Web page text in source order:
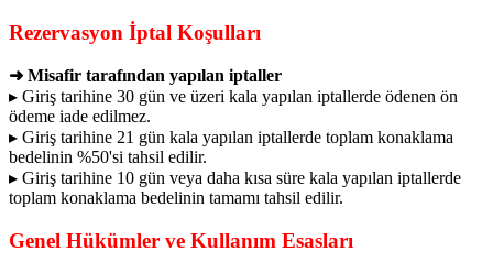
Rezervasyon İptal Koşulları
➜ Misafir tarafından yapılan iptaller
▸ Giriş tarihine 30 gün ve üzeri kala yapılan iptallerde ödenen ön
ödeme iade edilmez.
▸ Giriş tarihine 21 gün kala yapılan iptallerde toplam konaklama
bedelinin %50'si tahsil edilir.
▸ Giriş tarihine 10 gün veya daha kısa süre kala yapılan iptallerde
toplam konaklama bedelinin tamamı tahsil edilir.
Genel Hükümler ve Kullanım Esasları